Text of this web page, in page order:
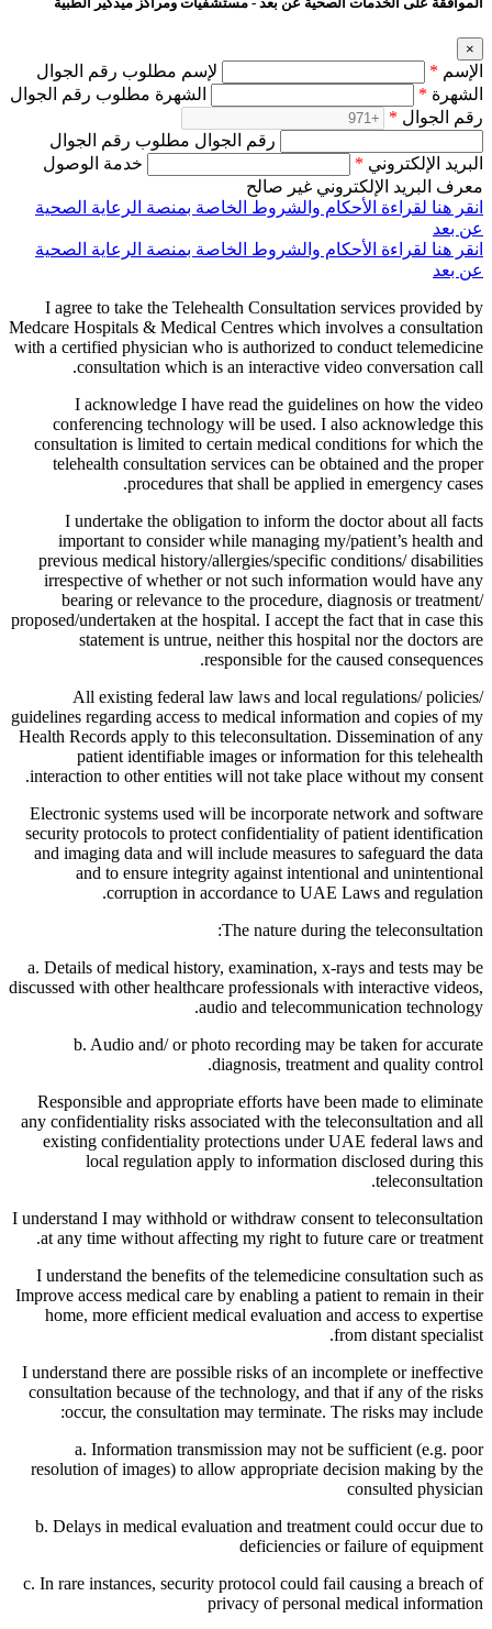
×
الإسم *
لإسم مطلوب رقم الجوال
الشهرة *
الشهرة مطلوب رقم الجوال
رقم الجوال *
رقم الجوال مطلوب رقم الجوال
البريد الإلكتروني *
خدمة الوصول
معرف البريد الإلكتروني غير صالح
انقر هنا لقراءة الأحكام والشروط الخاصة بمنصة الرعاية الصحية
عن بعد
انقر هنا لقراءة الأحكام والشروط الخاصة بمنصة الرعاية الصحية
عن بعد
I agree to take the Telehealth Consultation services provided by
Medcare Hospitals & Medical Centres which involves a consultation
with a certified physician who is authorized to conduct telemedicine
consultation which is an interactive video conversation call.
I acknowledge I have read the guidelines on how the video
conferencing technology will be used. I also acknowledge this
consultation is limited to certain medical conditions for which the
telehealth consultation services can be obtained and the proper
procedures that shall be applied in emergency cases.
I undertake the obligation to inform the doctor about all facts
important to consider while managing my/patient’s health and
previous medical history/allergies/specific conditions/ disabilities
irrespective of whether or not such information would have any
bearing or relevance to the procedure, diagnosis or treatment/
proposed/undertaken at the hospital. I accept the fact that in case this
statement is untrue, neither this hospital nor the doctors are
responsible for the caused consequences.
All existing federal law laws and local regulations/ policies/
guidelines regarding access to medical information and copies of my
Health Records apply to this teleconsultation. Dissemination of any
patient identifiable images or information for this telehealth
interaction to other entities will not take place without my consent.
Electronic systems used will be incorporate network and software
security protocols to protect confidentiality of patient identification
and imaging data and will include measures to safeguard the data
and to ensure integrity against intentional and unintentional
corruption in accordance to UAE Laws and regulation.
The nature during the teleconsultation:
a. Details of medical history, examination, x-rays and tests may be
discussed with other healthcare professionals with interactive videos,
audio and telecommunication technology.
b. Audio and/ or photo recording may be taken for accurate
diagnosis, treatment and quality control.
Responsible and appropriate efforts have been made to eliminate
any confidentiality risks associated with the teleconsultation and all
existing confidentiality protections under UAE federal laws and
local regulation apply to information disclosed during this
teleconsultation.
I understand I may withhold or withdraw consent to teleconsultation
at any time without affecting my right to future care or treatment.
I understand the benefits of the telemedicine consultation such as
Improve access medical care by enabling a patient to remain in their
home, more efficient medical evaluation and access to expertise
from distant specialist.
I understand there are possible risks of an incomplete or ineffective
consultation because of the technology, and that if any of the risks
occur, the consultation may terminate. The risks may include:
a. Information transmission may not be sufficient (e.g. poor
resolution of images) to allow appropriate decision making by the
consulted physician
b. Delays in medical evaluation and treatment could occur due to
deficiencies or failure of equipment
c. In rare instances, security protocol could fail causing a breach of
privacy of personal medical information